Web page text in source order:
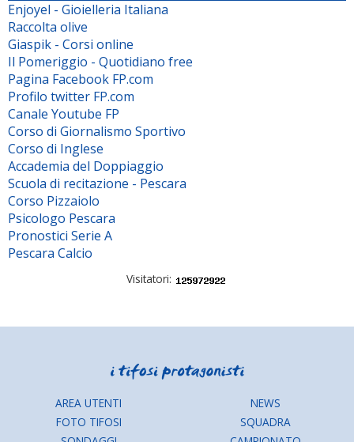
Enjoyel - Gioielleria Italiana
Raccolta olive
Giaspik - Corsi online
Il Pomeriggio - Quotidiano free
Pagina Facebook FP.com
Profilo twitter FP.com
Canale Youtube FP
Corso di Giornalismo Sportivo
Corso di Inglese
Accademia del Doppiaggio
Scuola di recitazione - Pescara
Corso Pizzaiolo
Psicologo Pescara
Pronostici Serie A
Pescara Calcio
Visitatori:
AREA UTENTI
FOTO TIFOSI
NEWS
SQUADRA